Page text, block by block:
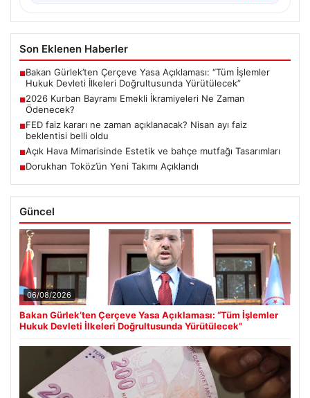
Son Eklenen Haberler
■Bakan Gürlek’ten Çerçeve Yasa Açıklaması: “Tüm İşlemler
Hukuk Devleti İlkeleri Doğrultusunda Yürütülecek”
■2026 Kurban Bayramı Emekli İkramiyeleri Ne Zaman
Ödenecek?
■FED faiz kararı ne zaman açıklanacak? Nisan ayı faiz
beklentisi belli oldu
■Açık Hava Mimarisinde Estetik ve bahçe mutfağı Tasarımları
■Dorukhan Toköz’ün Yeni Takımı Açıklandı
Güncel
06/08/2026
Bakan Gürlek’ten Çerçeve Yasa Açıklaması: “Tüm İşlemler
Hukuk Devleti İlkeleri Doğrultusunda Yürütülecek”